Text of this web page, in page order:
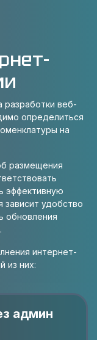
разработки веб-
определиться
на
размещения
эффективную
удобство
обновления
интернет-
из них:
админ